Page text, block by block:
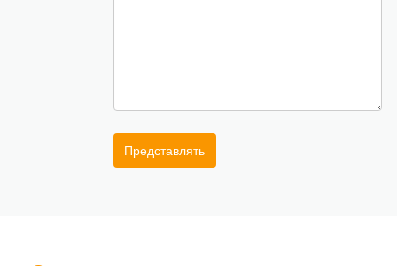
Представлять